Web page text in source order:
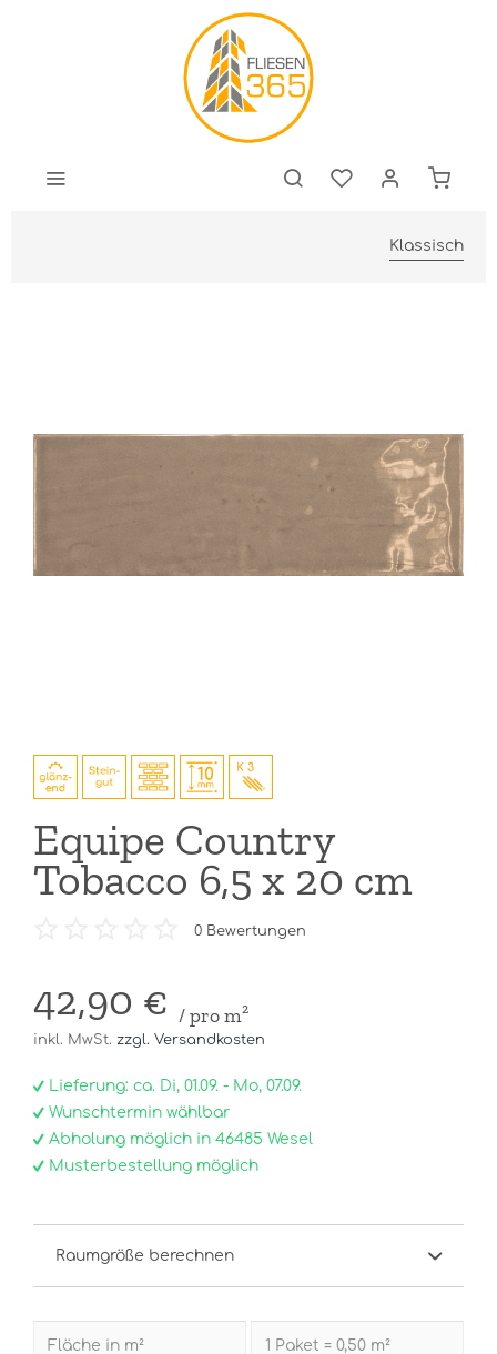
Klassisch
Equipe Country
Tobacco 6,5 x 20 cm
0 Bewertungen
42,90 € / pro m²
inkl. MwSt. zzgl. Versandkosten
Lieferung: ca. Di, 01.09. - Mo, 07.09.
Wunschtermin wählbar
Abholung möglich in 46485 Wesel
Musterbestellung möglich
Raumgröße berechnen